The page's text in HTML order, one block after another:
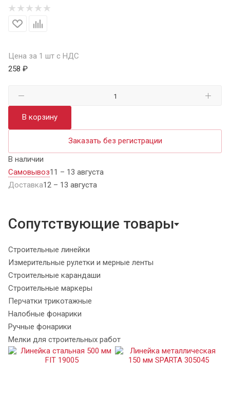
Цена за 1 шт с НДС
258 ₽
В корзину
Заказать без регистрации
В наличии
Самовывоз11 – 13 августа
Доставка12 – 13 августа
Сопутствующие товары
Строительные линейки
Измерительные рулетки и мерные ленты
Строительные карандаши
Строительные маркеры
Перчатки трикотажные
Налобные фонарики
Ручные фонарики
Мелки для строительных работ